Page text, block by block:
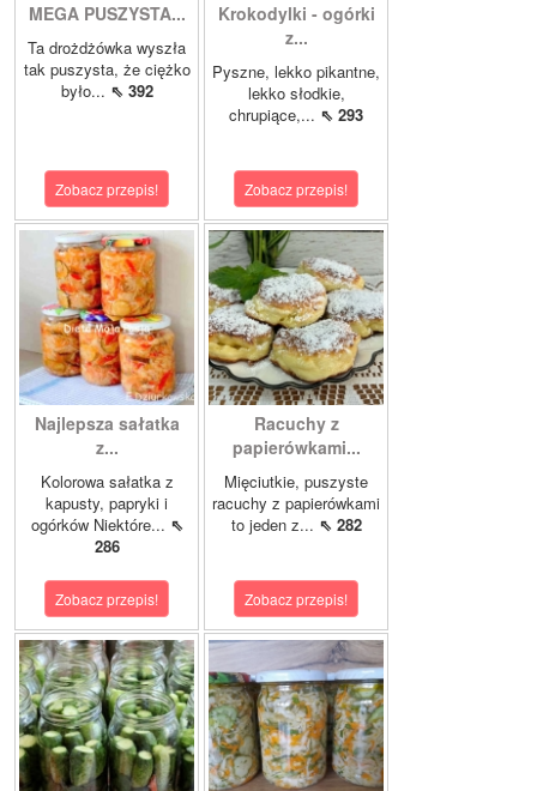
MEGA PUSZYSTA...
Ta drożdżówka wyszła
tak puszysta, że ciężko
było... ⇖ 392
Zobacz przepis!
Krokodylki - ogórki
z...
Pyszne, lekko pikantne,
lekko słodkie,
chrupiące,... ⇖ 293
Zobacz przepis!
Najlepsza sałatka
z...
Kolorowa sałatka z
kapusty, papryki i
ogórków Niektóre... ⇖
286
Zobacz przepis!
Racuchy z
papierówkami...
Mięciutkie, puszyste
racuchy z papierówkami
to jeden z... ⇖ 282
Zobacz przepis!